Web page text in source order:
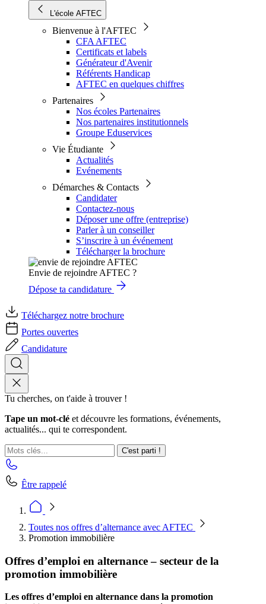
L'école AFTEC
Bienvenue à l'AFTEC
CFA AFTEC
Certificats et labels
Générateur d'Avenir
Référents Handicap
AFTEC en quelques chiffres
Partenaires
Nos écoles Partenaires
Nos partenaires institutionnels
Groupe Eduservices
Vie Étudiante
Actualités
Evénements
Démarches & Contacts
Candidater
Contactez-nous
Déposer une offre (entreprise)
Parler à un conseiller
S’inscrire à un événement
Télécharger la brochure
Envie de rejoindre AFTEC ?
Dépose ta candidature
Téléchargez notre brochure
Portes ouvertes
Candidature
Tu cherches, on t'aide à trouver !
Tape un mot-clé et découvre les formations, événements,
actualités... qui te correspondent.
C'est parti !
Être rappelé
Toutes nos offres d’alternance avec AFTEC
Promotion immobilière
Offres d’emploi en alternance – secteur de la
promotion immobilière
Les offres d’emploi en alternance dans la promotion